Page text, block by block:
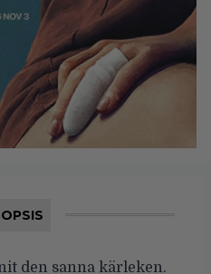
den sanna kärleken.